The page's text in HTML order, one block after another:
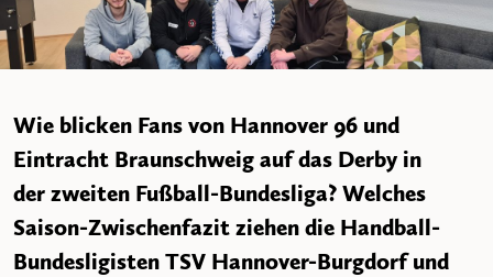
Wie blicken Fans von Hannover 96 und
Eintracht Braunschweig auf das Derby in
der zweiten Fußball-Bundesliga? Welches
Saison-Zwischenfazit ziehen die Handball-
Bundesligisten TSV Hannover-Burgdorf und